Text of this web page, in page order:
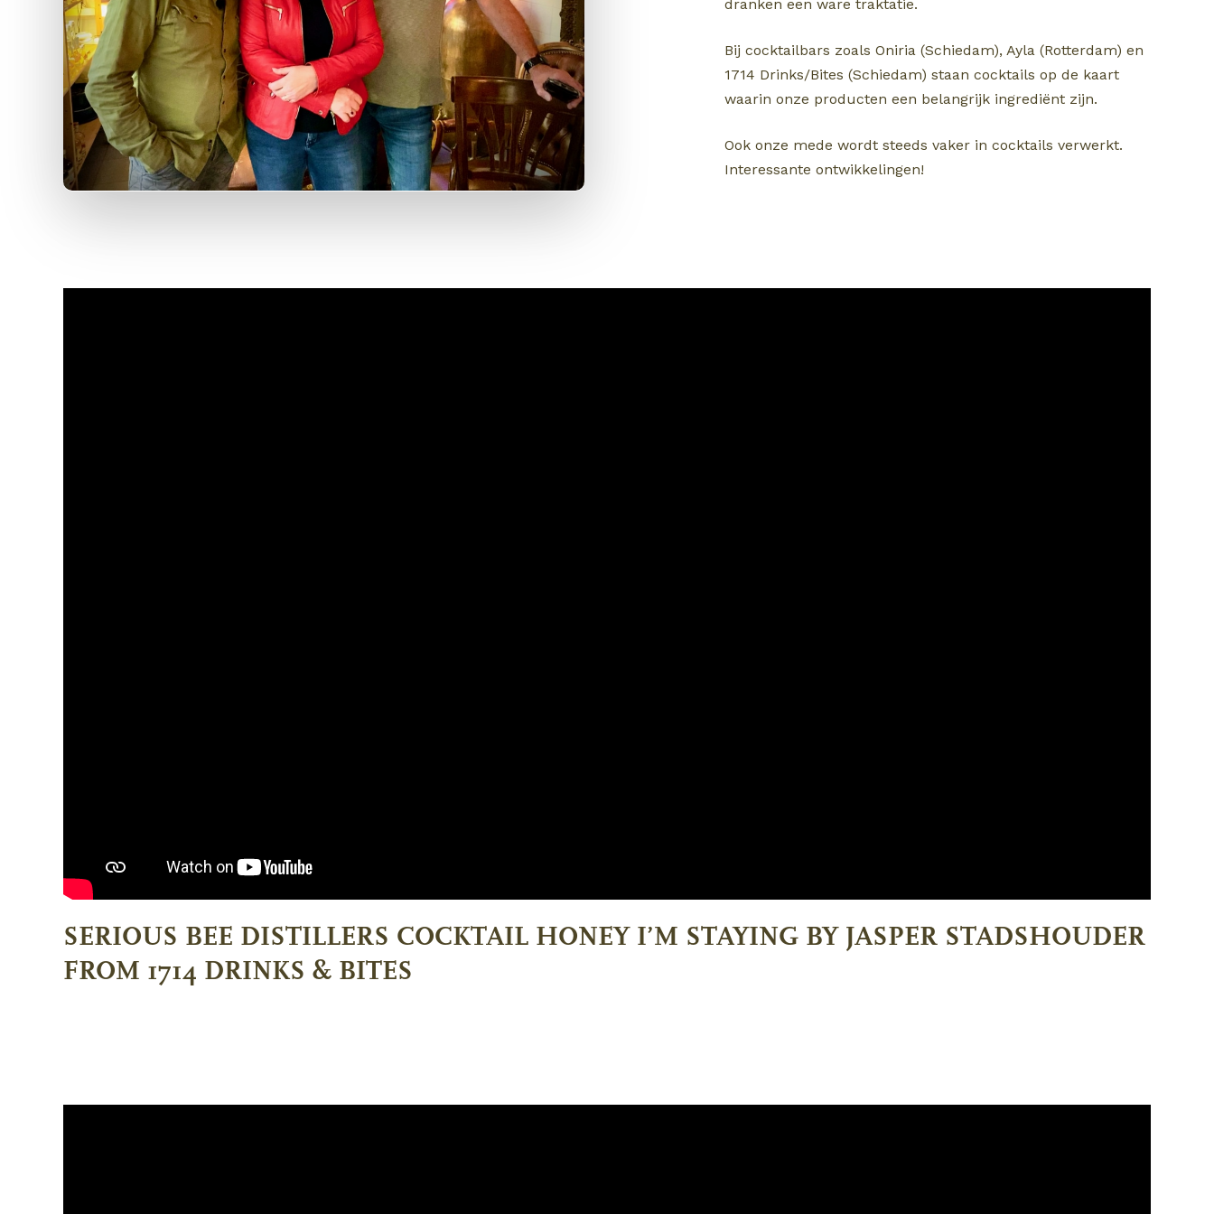
dranken een ware traktatie.
Bij cocktailbars zoals Oniria (Schiedam), Ayla (Rotterdam) en
1714 Drinks/Bites (Schiedam) staan cocktails op de kaart
waarin onze producten een belangrijk ingrediënt zijn.
Ook onze mede wordt steeds vaker in cocktails verwerkt.
Interessante ontwikkelingen!
SERIOUS BEE DISTILLERS COCKTAIL HONEY I’M STAYING BY JASPER STADSHOUDER
FROM 1714 DRINKS & BITES